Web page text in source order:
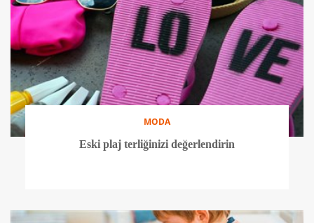
MODA
Eski plaj terliğinizi değerlendirin